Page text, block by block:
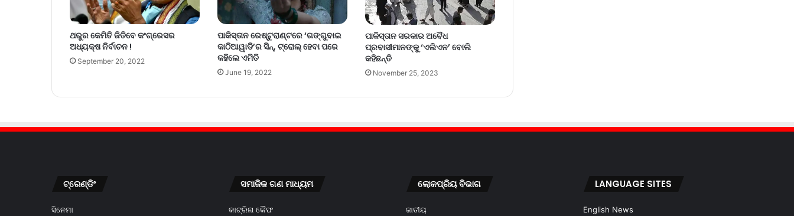
ଥରୁର କେମିତି ଜିତିବେ କଂଗ୍ରେସର
ଅଧ୍ୟକ୍ଷ ନିର୍ବାଚନ !
September 20, 2022
ପାକିସ୍ତାନ ରେଷ୍ଟୁରାଣ୍ଟରେ ‘ଗଙ୍ଗୁବାଇ
କାଠିଆୱାଡି’ର ସିନ୍‌, ଟ୍ରୋଲ୍‌ ହେବା ପରେ
କହିଲେ ଏମିତି
June 19, 2022
ପାକିସ୍ତାନ ସରକାର ଅବୈଧ
ପ୍ରବାସୀମାନଙ୍କୁ ‘ଏଲିଏନ’ ବୋଲି
କହିଛନ୍ତି
November 25, 2023
ଟ୍ରେଣ୍ଡିଂ
ସିନେମା
ସମାଜିକ ଗଣ ମାଧ୍ୟମ
କାଟ୍ରିନା କୈଫ
ଲୋକପ୍ରିୟ ବିଭାଗ
ଜାତୀୟ
LANGUAGE SITES
English News